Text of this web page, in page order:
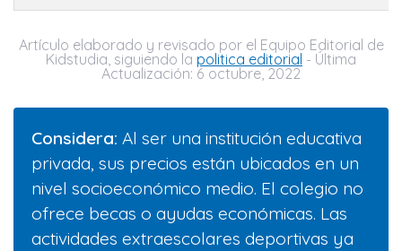
Artículo elaborado y revisado por el Equipo Editorial de
Kidstudia, siguiendo la politica editorial - Última
Actualización: 6 octubre, 2022
Considera: Al ser una institución educativa
privada, sus precios están ubicados en un
nivel socioeconómico medio. El colegio no
ofrece becas o ayudas económicas. Las
actividades extraescolares deportivas ya